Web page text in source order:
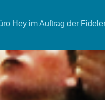
Hey im Auftrag der